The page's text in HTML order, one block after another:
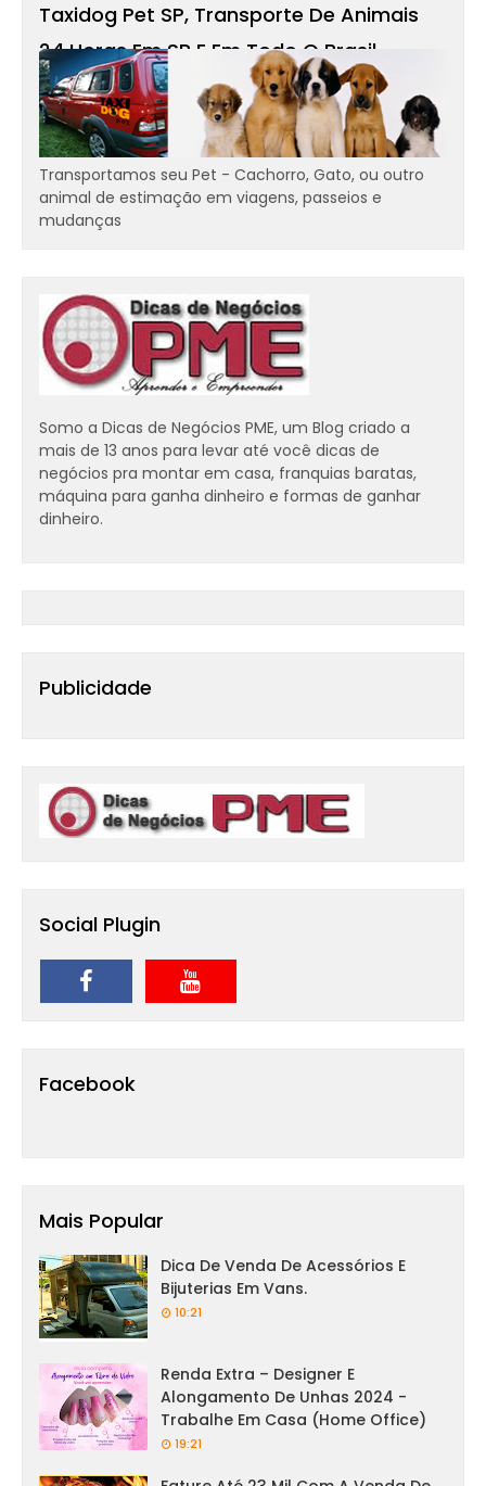
Taxidog Pet SP, Transporte De Animais
24 Horas Em SP E Em Todo O Brasil -
Transportamos Cães, Gatos
Transportamos seu Pet - Cachorro, Gato, ou outro
animal de estimação em viagens, passeios e
mudanças
Somo a Dicas de Negócios PME, um Blog criado a
mais de 13 anos para levar até você dicas de
negócios pra montar em casa, franquias baratas,
máquina para ganha dinheiro e formas de ganhar
dinheiro.
Publicidade
Social Plugin
Facebook
Mais Popular
Dica De Venda De Acessórios E
Bijuterias Em Vans.
10:21
Renda Extra – Designer E
Alongamento De Unhas 2024 -
Trabalhe Em Casa (Home Office)
19:21